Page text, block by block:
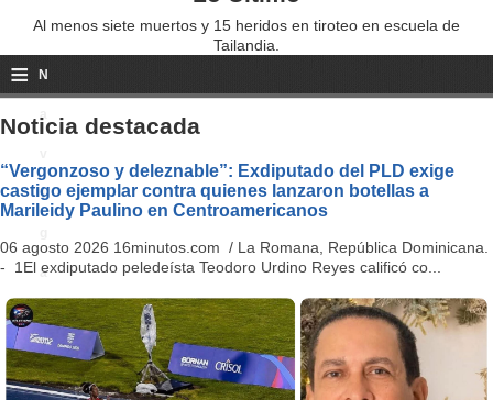
Al menos siete muertos y 15 heridos en tiroteo en escuela de
Tailandia.
≡ N
a
i
a
ti
o
n
Noticia destacada
“Vergonzoso y deleznable”: Exdiputado del PLD exige
castigo ejemplar contra quienes lanzaron botellas a
Marileidy Paulino en Centroamericanos
06 agosto 2026 16minutos.com / La Romana, República Dominicana.
- 1El exdiputado peledeísta Teodoro Urdino Reyes calificó co...